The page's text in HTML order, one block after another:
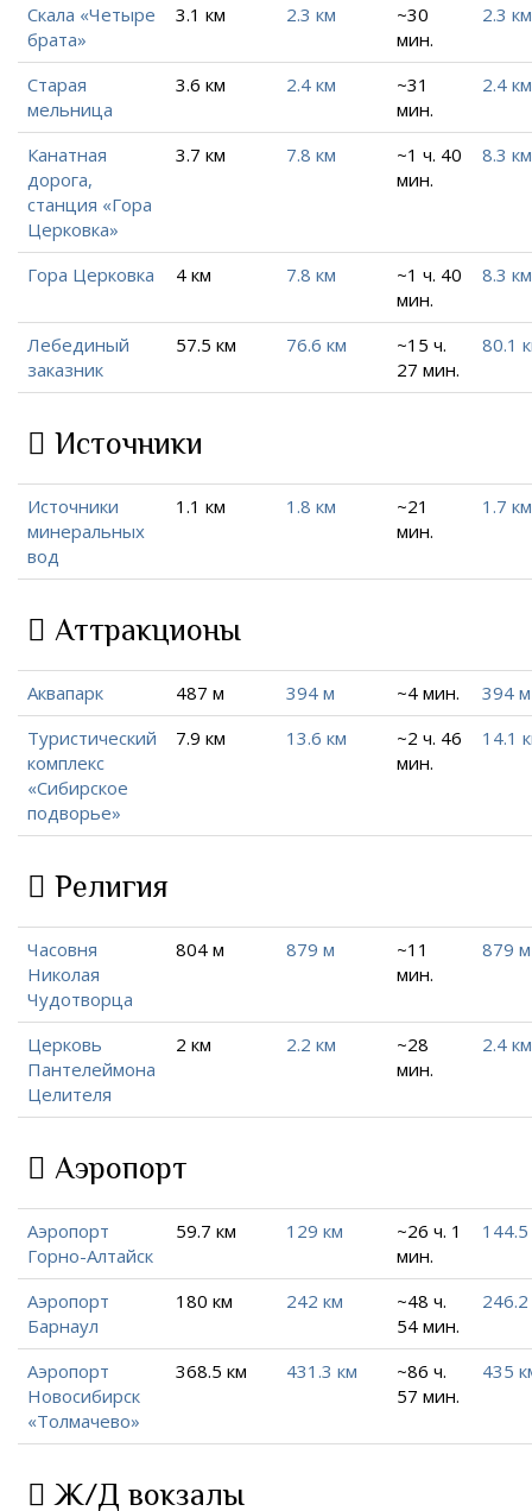
Скала «Четыре
брата»
3.1 км 2.3 км
~30
мин.
2.3 км
Старая
мельница
3.6 км 2.4 км
~31
мин.
2.4 км
Канатная
дорога,
станция «Гора
Церковка»
3.7 км 7.8 км
~1 ч. 40
мин.
8.3 км
Гора Церковка 4 км 7.8 км
~1 ч. 40
мин.
8.3 км
Лебединый
заказник
57.5 км 76.6 км
~15 ч.
27 мин.
80.1
Источники
Источники
минеральных
вод
1.1 км 1.8 км
~21
мин.
1.7 км
Аттракционы
Аквапарк 487 м 394 м ~4 мин.
394 м
Туристический
комплекс
«Сибирское
подворье»
7.9 км 13.6 км
~2 ч. 46
мин.
14.1
Религия
Часовня
Николая
Чудотворца
804 м 879 м
~11
мин.
879 м
Церковь
Пантелеймона
Целителя
2 км 2.2 км
~28
мин.
2.4 км
Аэропорт
Аэропорт
Горно-Алтайск
59.7 км 129 км
~26 ч. 1
мин.
Аэропорт
Барнаул
180 км 242 км
~48 ч.
54 мин.
Аэропорт
Новосибирск
«Толмачево»
368.5 км 431.3 км
~86 ч.
57 мин.
435
Ж/Д вокзалы